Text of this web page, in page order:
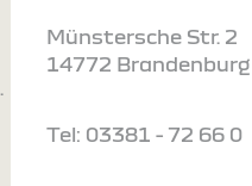
Münstersche Str. 2
14772 Brandenburg
Tel: 03381 - 72 66 0